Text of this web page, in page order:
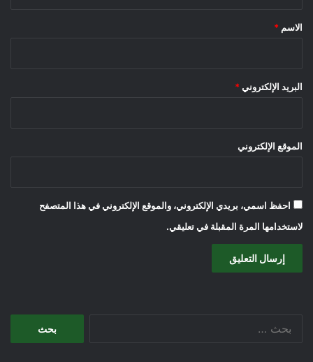
*
الاسم *
البريد الإلكتروني *
الموقع الإلكتروني
احفظ اسمي، بريدي الإلكتروني، والموقع الإلكتروني في هذا المتصفح
لاستخدامها المرة المقبلة في تعليقي.